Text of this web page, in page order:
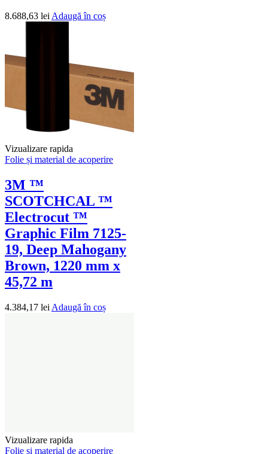
8.688,63 lei Adaugă în coș
Vizualizare rapida
Folie și material de acoperire
3M ™
SCOTCHCAL ™
Electrocut ™
Graphic Film 7125-
19, Deep Mahogany
Brown, 1220 mm x
45,72 m
4.384,17 lei Adaugă în coș
Vizualizare rapida
Folie și material de acoperire